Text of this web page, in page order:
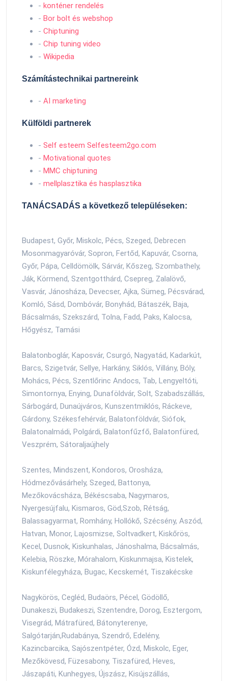
- konténer rendelés
- Bor bolt és webshop
- Chiptuning
- Chip tuning video
- Wikipedia
Számítástechnikai partnereink
- AI marketing
Külföldi partnerek
- Self esteem Selfesteem2go.com
- Motivational quotes
- MMC chiptuning
- mellplasztika és hasplasztika
TANÁCSADÁS a következő településeken:
Budapest, Győr, Miskolc, Pécs, Szeged, Debrecen
Mosonmagyaróvár, Sopron, Fertőd, Kapuvár, Csorna,
Győr, Pápa, Celldömölk, Sárvár, Kőszeg, Szombathely,
Ják, Körmend, Szentgotthárd, Csepreg, Zalalövő,
Vasvár, Jánosháza, Devecser, Ajka, Sümeg, Pécsvárad,
Komló, Sásd, Dombóvár, Bonyhád, Bátaszék, Baja,
Bácsalmás, Szekszárd, Tolna, Fadd, Paks, Kalocsa,
Hőgyész, Tamási
Balatonboglár, Kaposvár, Csurgó, Nagyatád, Kadarkút,
Barcs, Szigetvár, Sellye, Harkány, Siklós, Villány, Bóly,
Mohács, Pécs, Szentlőrinc Andocs, Tab, Lengyeltóti,
Simontornya, Enying, Dunaföldvár, Solt, Szabadszállás,
Sárbogárd, Dunaújváros, Kunszentmiklós, Ráckeve,
Gárdony, Székesfehérvár, Balatonföldvár, Siófok,
Balatonalmádi, Polgárdi, Balatonfűzfő, Balatonfüred,
Veszprém, Sátoraljaújhely
Szentes, Mindszent, Kondoros, Orosháza,
Hódmezővásárhely, Szeged, Battonya,
Mezőkovácsháza, Békéscsaba, Nagymaros,
Nyergesújfalu, Kismaros, Göd,Szob, Rétság,
Balassagyarmat, Romhány, Hollókő, Szécsény, Aszód,
Hatvan, Monor, Lajosmizse, Soltvadkert, Kiskőrös,
Kecel, Dusnok, Kiskunhalas, Jánoshalma, Bácsalmás,
Kelebia, Röszke, Mórahalom, Kiskunmajsa, Kistelek,
Kiskunfélegyháza, Bugac, Kecskemét, Tiszakécske
Nagykörös, Cegléd, Budaörs, Pécel, Gödöllő,
Dunakeszi, Budakeszi, Szentendre, Dorog, Esztergom,
Visegrád, Mátrafüred, Bátonyterenye,
Salgótarján,Rudabánya, Szendrő, Edelény,
Kazincbarcika, Sajószentpéter, Ózd, Miskolc, Eger,
Mezőkövesd, Füzesabony, Tiszafüred, Heves,
Jászapáti, Kunhegyes, Újszász, Kisújszállás,